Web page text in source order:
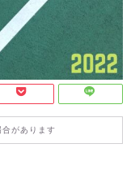
があります